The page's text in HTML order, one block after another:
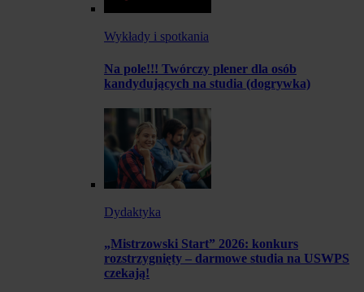
Wykłady i spotkania
Na pole!!! Twórczy plener dla osób
kandydujących na studia (dogrywka)
Dydaktyka
„Mistrzowski Start” 2026: konkurs
rozstrzygnięty – darmowe studia na USWPS
czekają!